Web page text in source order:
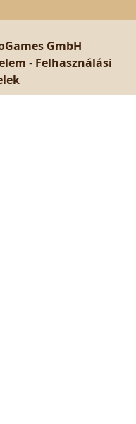
GmbH
- Felhasználási